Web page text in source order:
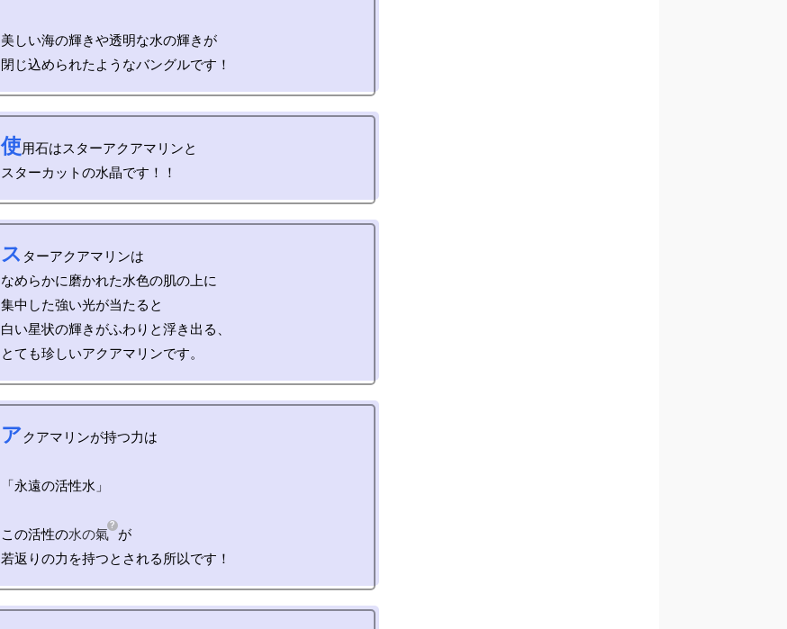
美しい海の輝きや透明な水の輝きが
使用石はスターアクアマリンと
ス ターアクアマリンは
なめらかに磨かれた水色の肌の上に
集中した強い光が当たると
白い星状の輝きがふわりと浮き出る、
アクアマリンが持つ力は
「永遠の活性水」
この活性の水の氣
が